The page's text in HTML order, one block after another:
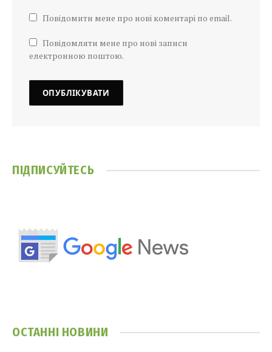
Повідомити мене про нові коментарі по email.
Повідомляти мене про нові записи
електронною поштою.
ПІДПИСУЙТЕСЬ
ОСТАННІ НОВИНИ